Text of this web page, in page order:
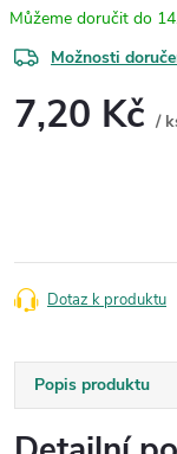
Možnosti
7,20 Kč /
Dotaz k produktu
Popis produktu